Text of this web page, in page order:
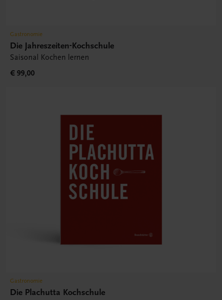
Gastronomie
Die Jahreszeiten-Kochschule
Saisonal Kochen lernen
€ 99,00
Gastronomie
Die Plachutta Kochschule